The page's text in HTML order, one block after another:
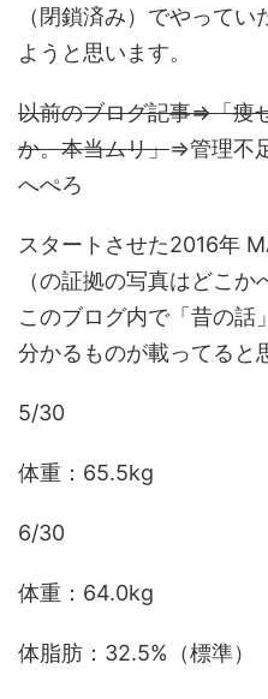
（閉鎖済み）でやって
ようと思います。
以前のブログ記事⇒「痩
か。本当ムリ」⇒管理不
へぺろ
スタートさせた2016年
（の証拠の写真はどこか
このブログ内で「昔の話
分かるものが載ってると
5/30
体重：65.5kg
6/30
体重：64.0kg
体脂肪：32.5%（標準）